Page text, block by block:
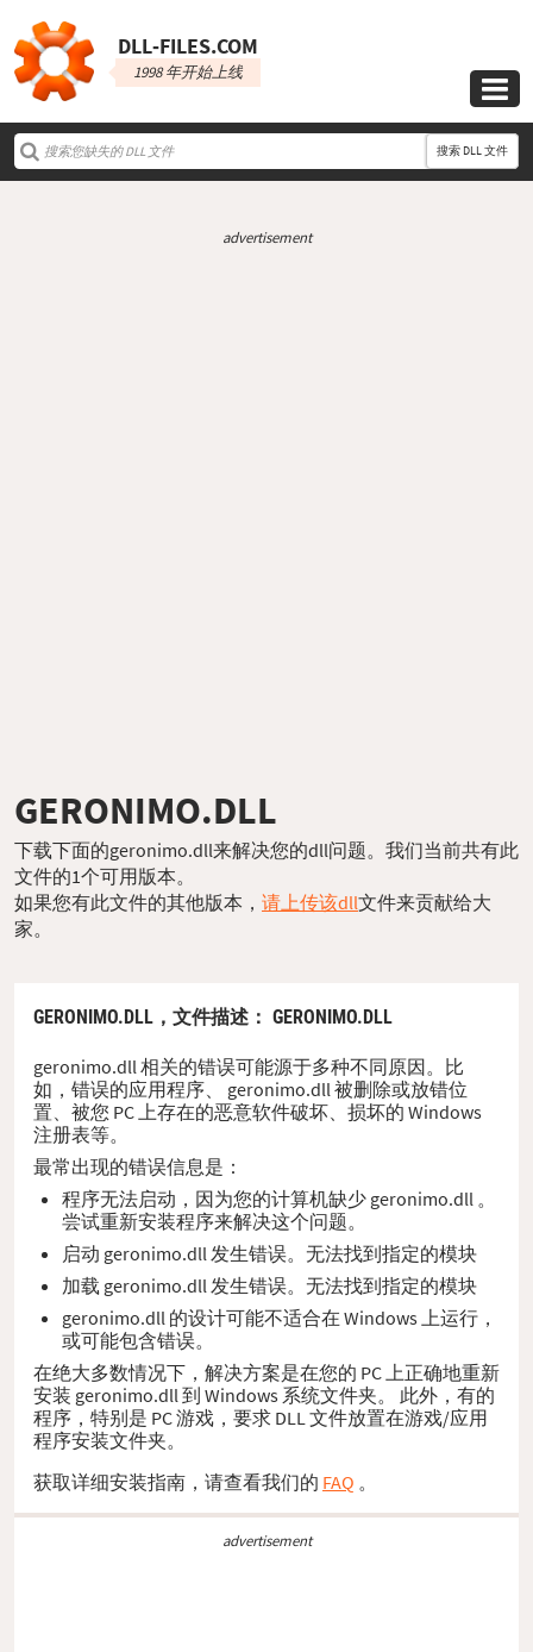
DLL‑FILES.COM
1998 年开始上线

搜索 DLL 文件
advertisement
GERONIMO.DLL
下载下面的geronimo.dll来解决您的dll问题。我们当前共有此
文件的1个可用版本。
如果您有此文件的其他版本， 请上传该dll文件来贡献给大
家。
GERONIMO.DLL， 文件描述 ： GERONIMO.DLL
geronimo.dll 相关的错误可能源于多种不同原因。比
如，错误的应用程序、 geronimo.dll 被删除或放错位
置、被您 PC 上存在的恶意软件破坏、损坏的 Windows
注册表等。
最常出现的错误信息是：
程序无法启动，因为您的计算机缺少 geronimo.dll 。
尝试重新安装程序来解决这个问题。
启动 geronimo.dll 发生错误。无法找到指定的模块
加载 geronimo.dll 发生错误。无法找到指定的模块
geronimo.dll 的设计可能不适合在 Windows 上运行，
或可能包含错误。
在绝大多数情况下，解决方案是在您的 PC 上正确地重新
安装 geronimo.dll 到 Windows 系统文件夹。 此外，有的
程序，特别是 PC 游戏，要求 DLL 文件放置在游戏/应用
程序安装文件夹。
获取详细安装指南，请查看我们的 FAQ 。
advertisement